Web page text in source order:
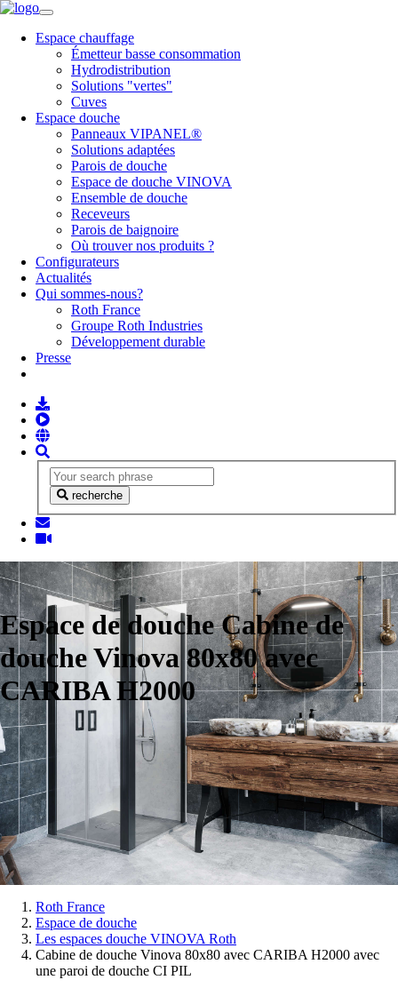
Espace chauffage
Émetteur basse consommation
Hydrodistribution
Solutions "vertes"
Cuves
Espace douche
Panneaux VIPANEL®
Solutions adaptées
Parois de douche
Espace de douche VINOVA
Ensemble de douche
Receveurs
Parois de baignoire
Où trouver nos produits ?
Configurateurs
Actualités
Qui sommes-nous?
Roth France
Groupe Roth Industries
Développement durable
Presse
recherche
Espace de douche Cabine de
douche Vinova 80x80 avec
CARIBA H2000
Vous
êtes
Roth France
Espace de douche
Les espaces douche VINOVA Roth
Cabine de douche Vinova 80x80 avec CARIBA H2000 avec
une paroi de douche CI PIL